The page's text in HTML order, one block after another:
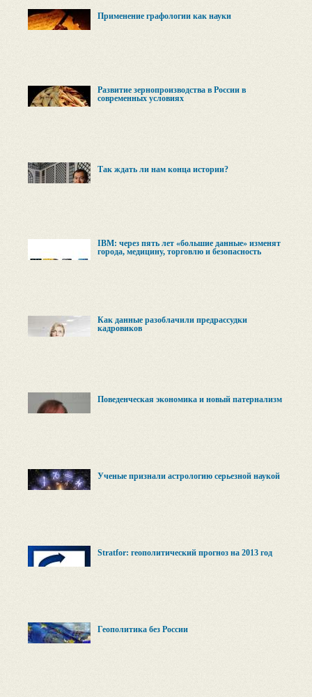
Применение графологии как науки
Развитие зернопроизводства в России в
современных условиях
Так ждать ли нам конца истории?
IBM: через пять лет «большие данные» изменят
города, медицину, торговлю и безопасность
Как данные разоблачили предрассудки
кадровиков
Поведенческая экономика и новый патернализм
Ученые признали астрологию серьезной наукой
Stratfor: геополитический прогноз на 2013 год
Геополитика без России